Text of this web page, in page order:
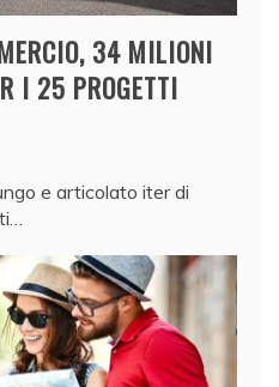
34 MILIONI
I 25 PROGETTI
e articolato iter di